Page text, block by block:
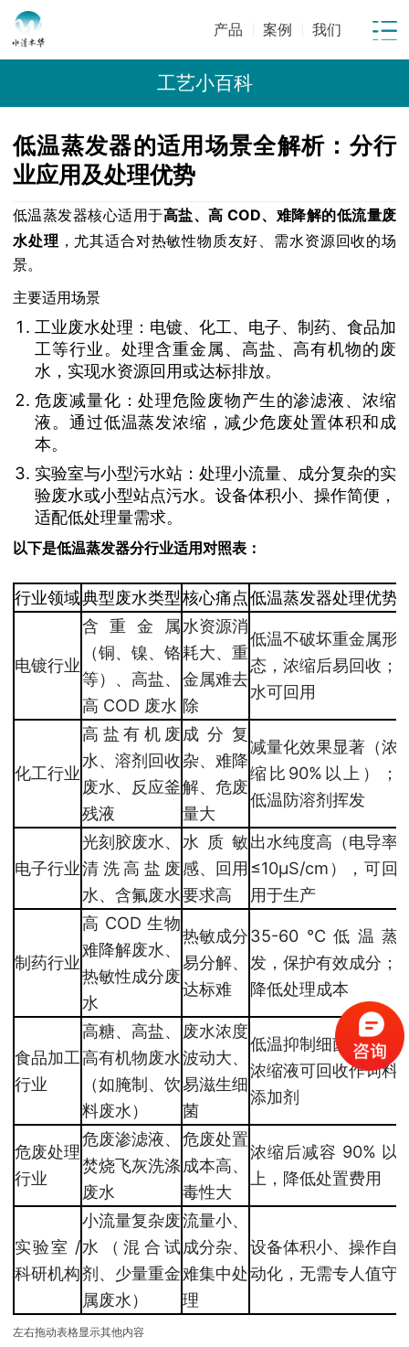
产品 案例 我们
工艺小百科
低温蒸发器的适用场景全解析：分行
业应用及处理优势
低温蒸发器核心适用于高盐、高 COD、难降解的低流量废
水处理 ，尤其适合对热敏性物质友好、需水资源回收的场
景。
主要适用场景
工业废水处理：电镀、化工、电子、制药、食品加
工等行业。处理含重金属、高盐、高有机物的废
水，实现水资源回用或达标排放。
危废减量化：处理危险废物产生的渗滤液、浓缩
液。通过低温蒸发浓缩，减少危废处置体积和成
本。
实验室与小型污水站：处理小流量、成分复杂的实
验废水或小型站点污水。设备体积小、操作简便，
适配低处理量需求。
以下是低温蒸发器分行业适用对照表：
行业领域典型废水类型核心痛点低温蒸发器处理优势
电镀行业
含重金属
（铜、镍、铬
等）、高盐、
高 COD 废水
水资源消
耗大、重
金属难去
除
低温不破坏重金属形
态，浓缩后易回收；
水可回用
化工行业
高盐有机废
水、溶剂回收
废水、反应釜
残液
成分复
杂、难降
解、危废
量大
减量化效果显著（浓
缩比90%以上）；
低温防溶剂挥发
电子行业
光刻胶废水、
清洗高盐废
水、含氟废水
水质敏
感、回用
要求高
出水纯度高（电导率
≤10μS/cm），可回
用于生产
制药行业
高 COD 生物
难降解废水、
热敏性成分废
水
热敏成分
易分解、
达标难
35-60℃低温蒸
发，保护有效成分；
降低处理成本
食品加工
行业
高糖、高盐、
高有机物废水
（如腌制、饮
料废水）
废水浓度
波动大、
易滋生细
菌
低温抑制细菌繁殖，
浓缩液可回收作饲料
添加剂
危废处理
行业
危废渗滤液、
焚烧飞灰洗涤
废水
危废处置
成本高、
毒性大
浓缩后减容 90% 以
上，降低处置费用
实验室 /
科研机构
小流量复杂废
水（混合试
剂、少量重金
属废水）
流量小、
成分杂、
难集中处
理
设备体积小、操作自
动化，无需专人值守
左右拖动表格显示其他内容